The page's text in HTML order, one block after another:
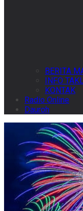
BERITA
INFO
KONTAK
Radio Online
Dauroh